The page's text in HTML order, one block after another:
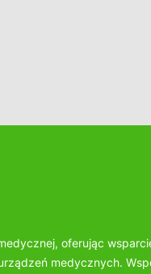
oferując
medycznych.